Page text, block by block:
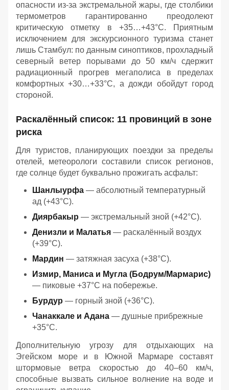
опасности из-за экстремальной жары, где столбики
термометров гарантированно преодолеют
критическую отметку в +35…+43°C. Приятным
исключением для экскурсионного туризма станет
лишь Стамбул: по данным синоптиков, прохладный
северный ветер порывами до 50 км/ч сдержит
радиационный прогрев мегаполиса в пределах
комфортных +30…+33°C, а дожди обойдут город
стороной.
Раскалённый список: 11 провинций в зоне
риска
Для туристов, планирующих поездки за пределы
отелей, метеорологи составили список регионов,
где солнце будет буквально прожигать асфальт:
Шанлыурфа — абсолютный температурный
ад (+43°C).
Диярбакыр — экстремальный зной (+42°C).
Денизли и Малатья — раскалённый воздух
(+39°C).
Мардин — затяжная засуха (+38°C).
Измир, Маниса и Мугла (Бодрум/Мармарис)
— пиковые +37°C на побережье.
Бурдур — горный зной (+36°C).
Чанаккале и Адана — душные прибрежные
+35°C.
Дополнительную угрозу для отдыхающих на
Эгейском море и в Южной Мармаре составят
штормовые ветра скоростью до 40–60 км/ч,
способные вызвать сильное волнение на воде и